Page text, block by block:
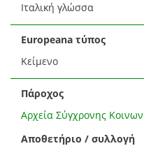
Ιταλική γλώσσα
Europeana τύπος
Κείμενο
Πάροχος
Αρχεία Σύγχρονης
Αποθετήριο / συλλογή